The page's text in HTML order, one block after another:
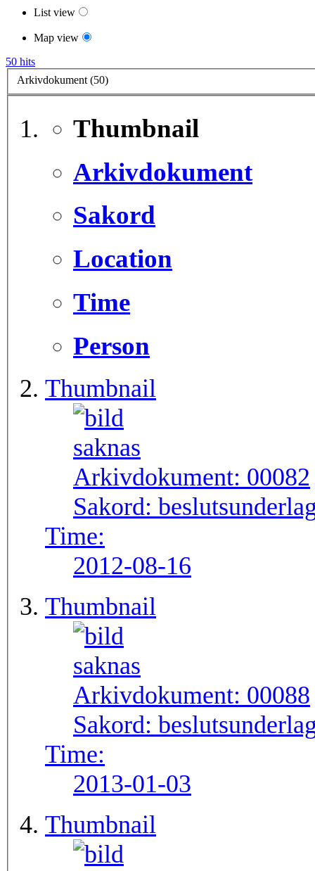
List view
Map view
50 hits
Arkivdokument (50)
Thumbnail
Arkivdokument
Sakord
Location
Time
Person
Thumbnail
Arkivdokument: 00082
Sakord:
Time:
2012-08-16
Thumbnail
Arkivdokument: 00088
Sakord:
Time:
2013-01-03
Thumbnail